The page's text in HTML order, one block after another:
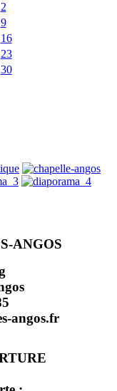
2
9
16
23
30
ANGOS
angos.fr